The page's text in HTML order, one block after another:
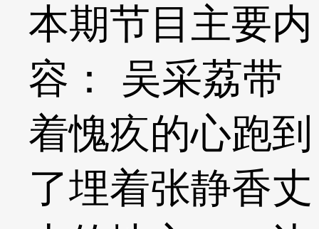
本期节目主要内
容： 吴采荔带
着愧疚的心跑到
了埋着张静香丈